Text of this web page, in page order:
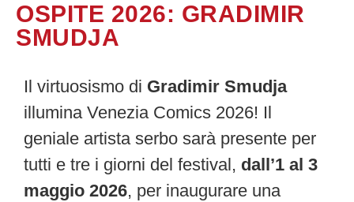
OSPITE 2026: GRADIMIR
SMUDJA
Il virtuosismo di Gradimir Smudja
illumina Venezia Comics 2026! Il
geniale artista serbo sarà presente per
tutti e tre i giorni del festival, dall’1 al 3
maggio 2026, per inaugurare una